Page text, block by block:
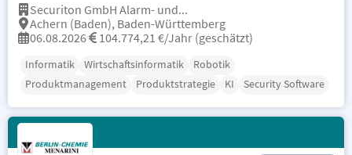
Securiton GmbH Alarm- und...
Achern (Baden), Baden-Württemberg
06.08.2026
104.774,21 €/Jahr (geschätzt)
Informatik Wirtschaftsinformatik
Robotik
Produktmanagement
Produktstrategie KI Security Software